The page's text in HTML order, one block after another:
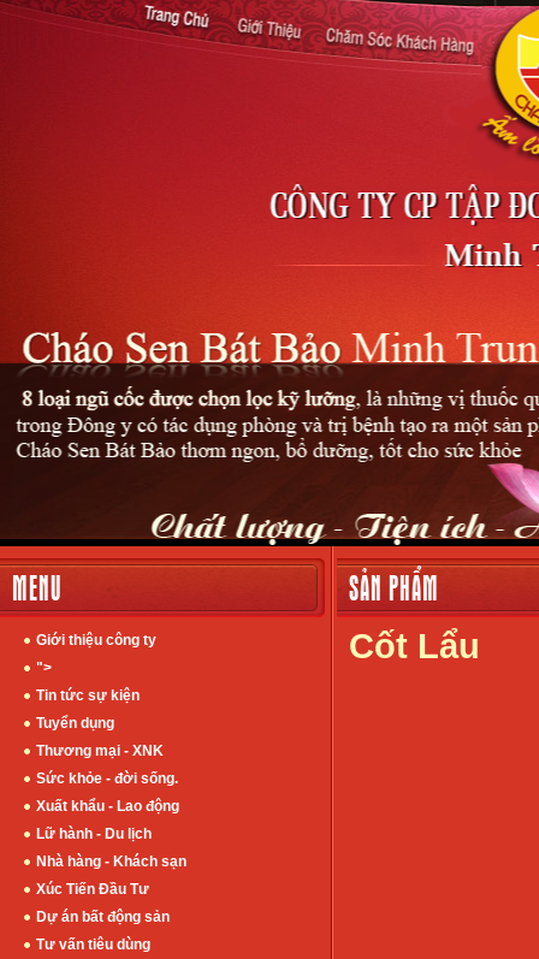
MENU
Giới thiệu công ty
">
Tin tức sự kiện
Tuyển dụng
Thương mại - XNK
Sức khỏe - đời sống.
Xuất khẩu - Lao động
Lữ hành - Du lịch
Nhà hàng - Khách sạn
Xúc Tiến Đầu Tư
Dự án bất động sản
Tư vấn tiêu dùng
SẢN PHẨM
Cốt Lẩu